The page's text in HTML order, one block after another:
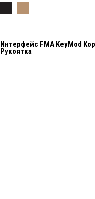
Интерфейс FMA KeyMod
Рукоятка